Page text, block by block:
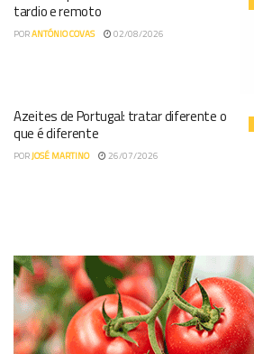
tardio e remoto
PORANTÓNIO COVAS 02/08/2026
Azeites de Portugal: tratar diferente o
que é diferente
PORJOSÉ MARTINO 26/07/2026